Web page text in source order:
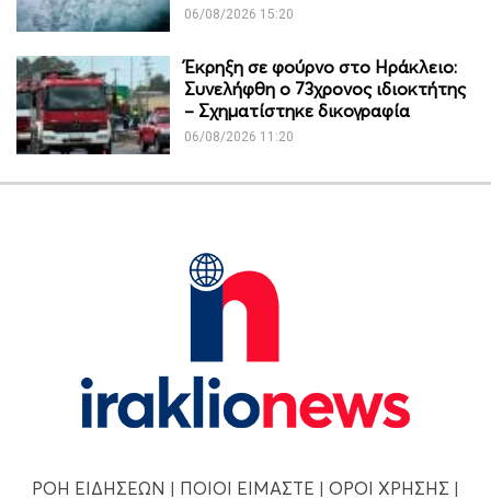
06/08/2026 15:20
Έκρηξη σε φούρνο στο Ηράκλειο:
Συνελήφθη ο 73χρονος ιδιοκτήτης
– Σχηματίστηκε δικογραφία
06/08/2026 11:20
ΡΟΗ ΕΙΔΗΣΕΩΝ | ΠΟΙΟΙ ΕΙΜΑΣΤΕ | ΟΡΟΙ ΧΡΗΣΗΣ |